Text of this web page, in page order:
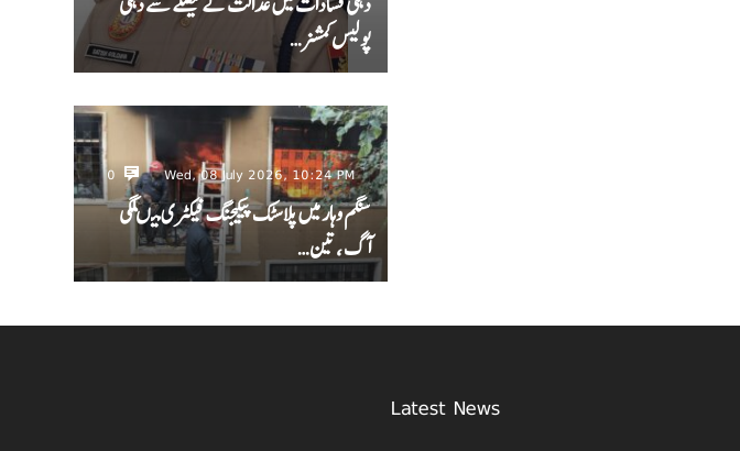
پولیس کمشنر…
Wed, 08 July 2026, 10:24 PM
0
سنگم وہار میں پلاسٹک پیکیجنگ فیکٹری میںلگی
آگ ، تین…
Latest News